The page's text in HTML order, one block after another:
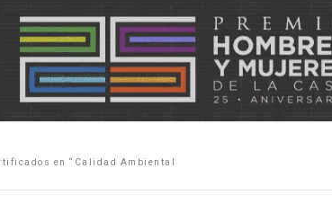
en “Calidad Ambiental